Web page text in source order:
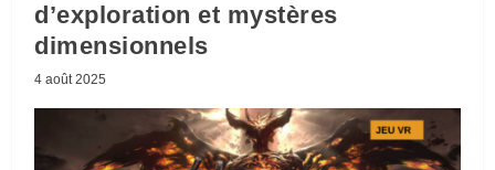
d’exploration et mystères
dimensionnels
4 août 2025